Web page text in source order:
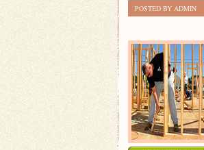
POSTED BY ADMIN